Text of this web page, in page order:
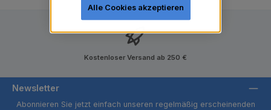
Kostenloser Versand ab 250 €
Newsletter
Abonnieren Sie jetzt einfach unseren regelmäßig erscheinenden
Alle Cookies akzeptieren